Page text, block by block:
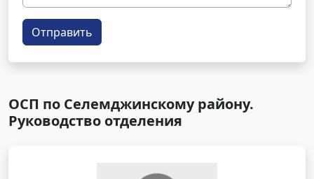
Отправить
ОСП по Селемджинскому району.
Руководство отделения